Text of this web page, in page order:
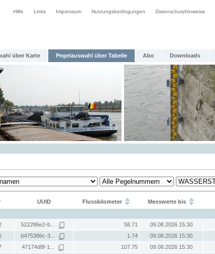
Hilfe Links Impressum Nutzungsbedingungen Datenschutzhinweise
über Karte Pegelauswahl über Tabelle Abo Downloads
UUID Flusskilometer Messwerte bis
522286e2-b... 58.71
09.08.2026 15:30
b475386c-3... 1.74
09.08.2026 15:30
47174d8f-1... 107.75
09.08.2026 15:30